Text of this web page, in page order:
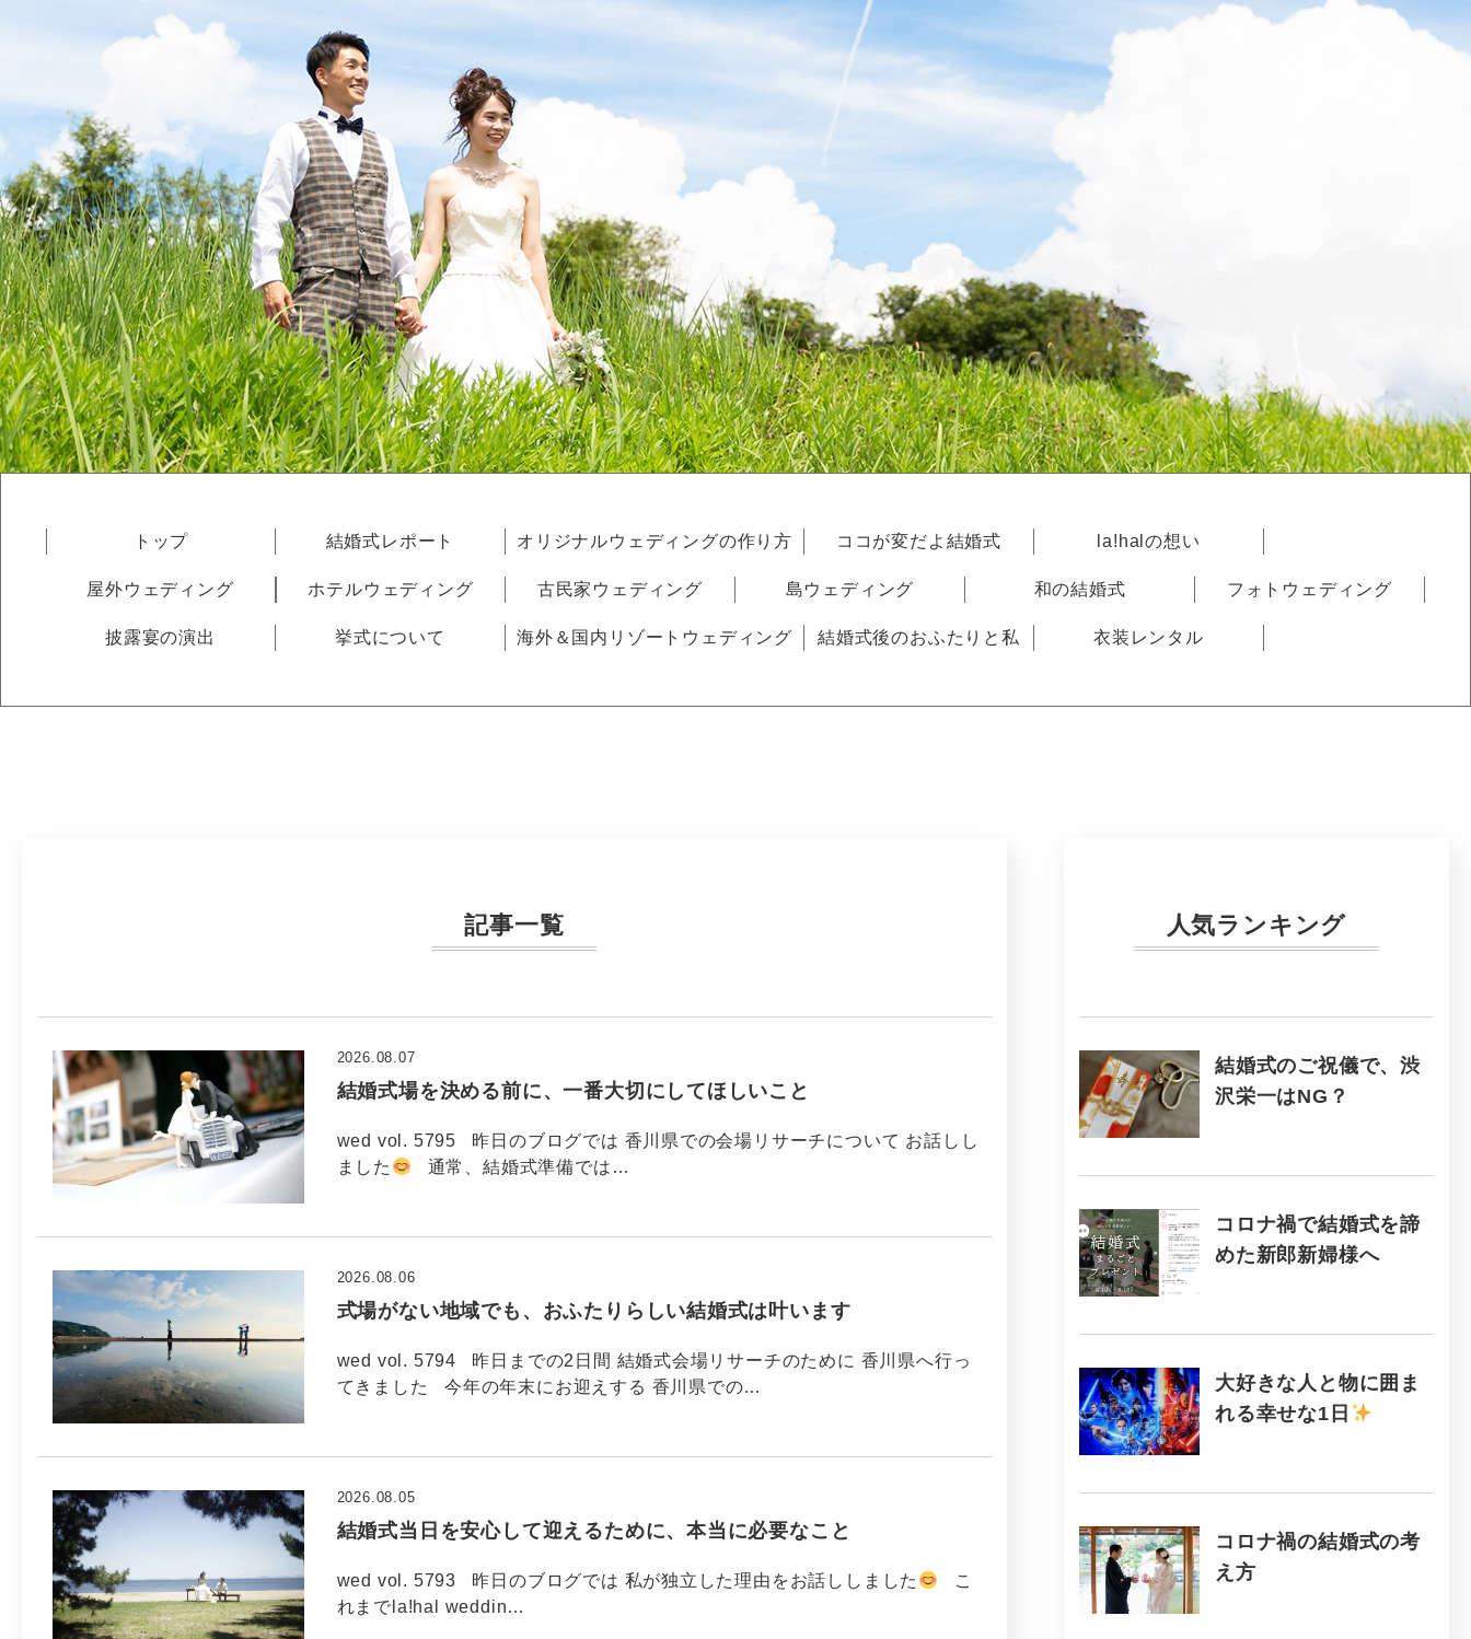
トップ 結婚式レポート オリジナルウェディングの作り方 ココが変だよ結婚式 la!halの想い
屋外ウェディング ホテルウェディング 古民家ウェディング 島ウェディング 和の結婚式 フォトウェディング
披露宴の演出 挙式について 海外＆国内リゾートウェディング 結婚式後のおふたりと私 衣装レンタル
記事一覧
結婚式場を決める前に、一番大切にしてほしいこと
2026.08.07
wed vol. 5795 昨日のブログでは 香川県での会場リサーチについて お話しし
ました
通常、結婚式準備では…
式場がない地域でも、おふたりらしい結婚式は叶います
2026.08.06
wed vol. 5794 昨日までの2日間 結婚式会場リサーチのために 香川県へ行っ
てきました 今年の年末にお迎えする 香川県での…
結婚式当日を安心して迎えるために、本当に必要なこと
2026.08.05
wed vol. 5793 昨日のブログでは 私が独立した理由をお話ししました
こ
れまでla!hal weddin…
人気ランキング
結婚式のご祝儀で、渋
沢栄一はNG？
コロナ禍で結婚式を諦
めた新郎新婦様へ
大好きな人と物に囲ま
れる幸せな1日
コロナ禍の結婚式の考
え方